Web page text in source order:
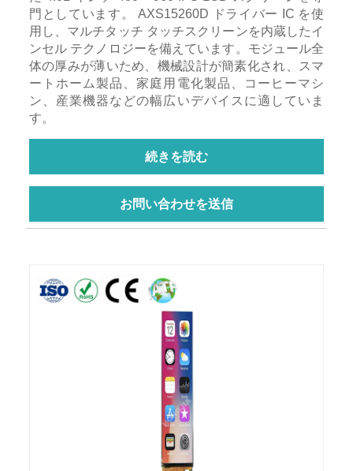
門としています。 AXS15260D ドライバー IC を使
用し、マルチタッチ タッチスクリーンを内蔵したイ
ンセル テクノロジーを備えています。モジュール全
体の厚みが薄いため、機械設計が簡素化され、スマ
ートホーム製品、家庭用電化製品、コーヒーマシ
ン、産業機器などの幅広いデバイスに適していま
す。
続きを読む
お問い合わせを送信